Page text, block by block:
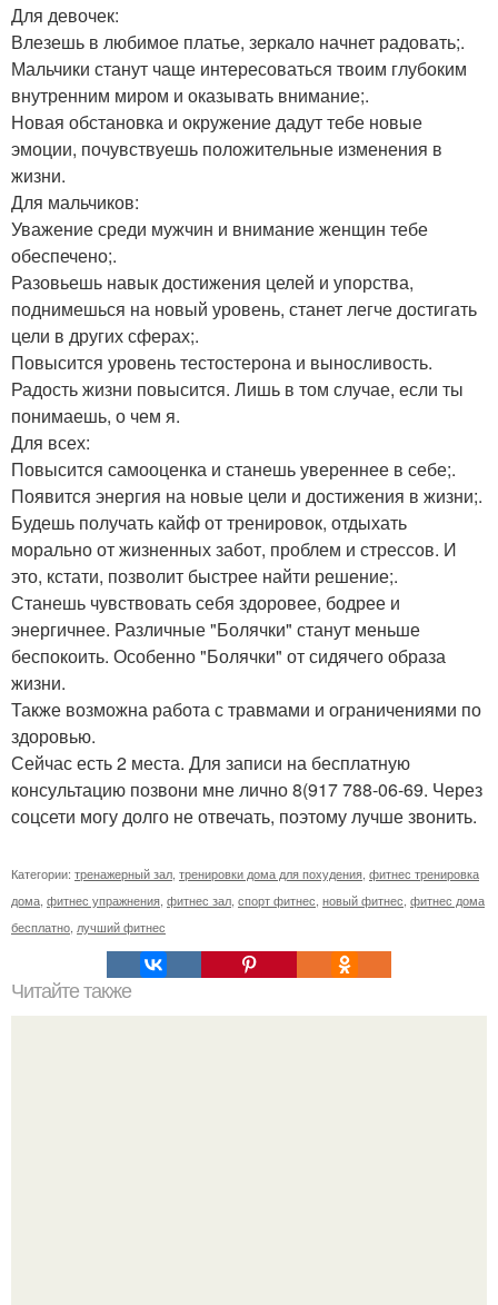
Для девочек:
Влезешь в любимое платье, зеркало начнет радовать;.
Мальчики станут чаще интересоваться твоим глубоким
внутренним миром и оказывать внимание;.
Новая обстановка и окружение дадут тебе новые
эмоции, почувствуешь положительные изменения в
жизни.
Для мальчиков:
Уважение среди мужчин и внимание женщин тебе
обеспечено;.
Разовьешь навык достижения целей и упорства,
поднимешься на новый уровень, станет легче достигать
цели в других сферах;.
Повысится уровень тестостерона и выносливость.
Радость жизни повысится. Лишь в том случае, если ты
понимаешь, о чем я.
Для всех:
Повысится самооценка и станешь увереннее в себе;.
Появится энергия на новые цели и достижения в жизни;.
Будешь получать кайф от тренировок, отдыхать
морально от жизненных забот, проблем и стрессов. И
это, кстати, позволит быстрее найти решение;.
Станешь чувствовать себя здоровее, бодрее и
энергичнее. Различные "Болячки" станут меньше
беспокоить. Особенно "Болячки" от сидячего образа
жизни.
Также возможна работа с травмами и ограничениями по
здоровью.
Сейчас есть 2 места. Для записи на бесплатную
консультацию позвони мне лично 8(917 788-06-69. Через
соцсети могу долго не отвечать, поэтому лучше звонить.
Категории: тренажерный зал тренировки дома для похудения фитнес тренировка
дома фитнес упражнения фитнес зал спорт фитнес новый фитнес фитнес дома
бесплатно лучший фитнес
Читайте также